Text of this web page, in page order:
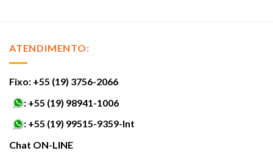
ATENDIMENTO:
Fixo: +55 (19) 3756-2066
: +55 (19) 98941-1006
: +55 (19) 99515-9359-Int
Chat ON-LINE